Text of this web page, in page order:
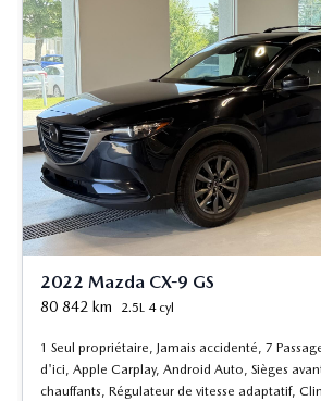
2022 Mazda CX-9 GS
80 842 km 2.5L 4 cyl
1 Seul propriétaire, Jamais accidenté, 7
d'ici, Apple Carplay, Android Auto, Sièges
chauffants, Régulateur de vitesse adaptatif,